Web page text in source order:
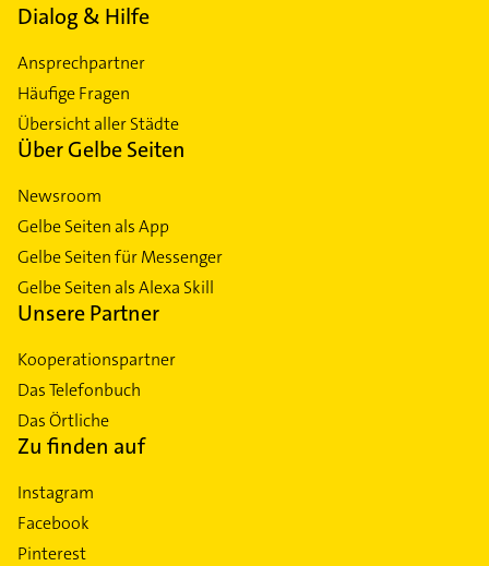
Dialog & Hilfe
Ansprechpartner
Häufige Fragen
Übersicht aller Städte
Über Gelbe Seiten
Newsroom
Gelbe Seiten als App
Gelbe Seiten für Messenger
Gelbe Seiten als Alexa Skill
Unsere Partner
Kooperationspartner
Das Telefonbuch
Das Örtliche
Zu finden auf
Instagram
Facebook
Pinterest